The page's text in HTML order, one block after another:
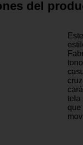
del
tela
que